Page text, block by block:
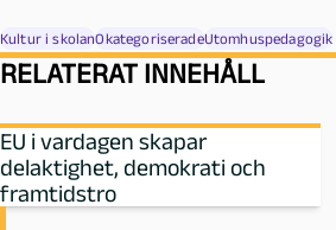
Kultur i skolanOkategoriseradeUtomhuspedagogik
RELATERAT INNEHÅLL
EU i vardagen skapar
delaktighet, demokrati och
framtidstro